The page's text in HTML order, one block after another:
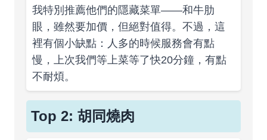
我特別推薦他們的隱藏菜單——和牛肋
眼，雖然要加價，但絕對值得。不過，這
裡有個小缺點：人多的時候服務會有點
慢，上次我們等上菜等了快20分鐘，有點
不耐煩。
Top 2: 胡同燒肉